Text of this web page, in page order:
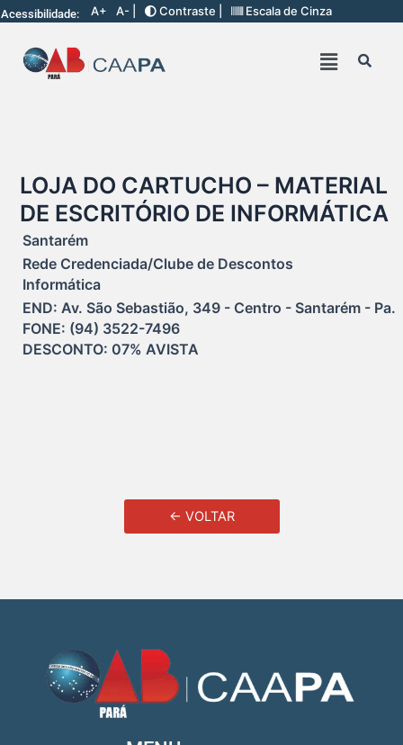
Acessibilidade: A+ A- | Contraste | Escala de Cinza
LOJA DO CARTUCHO – MATERIAL
DE ESCRITÓRIO DE INFORMÁTICA
Santarém
Rede Credenciada/Clube de Descontos
Informática
END: Av. São Sebastião, 349 - Centro - Santarém - Pa.
FONE: (94) 3522-7496
DESCONTO: 07% AVISTA
← VOLTAR